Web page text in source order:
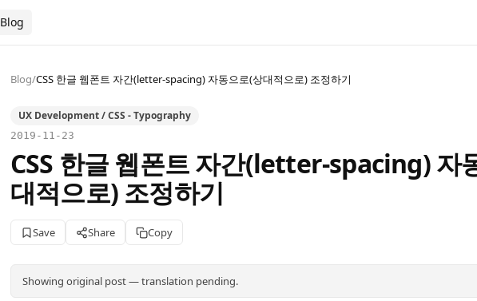
Blog
Blog/CSS 한글 웹폰트 자간(letter-spacing) 자동으로(상대적으로) 조정하기
UX Development / CSS - Typography
2019-11-23
CSS 한글 웹폰트 자간(letter-spacing) 자
대적으로) 조정하기
Save Share Copy
Showing original post — translation pending.